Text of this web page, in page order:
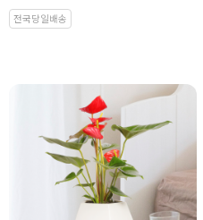
전국당일배송